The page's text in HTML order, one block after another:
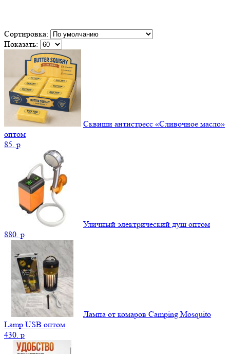
Сортировка:
Показать:
Сквиши антистресс «Сливочное масло»
оптом
85. p
Уличный электрический душ оптом
880. p
Лампа от комаров Camping Mosquito
Lamp USB оптом
430. p